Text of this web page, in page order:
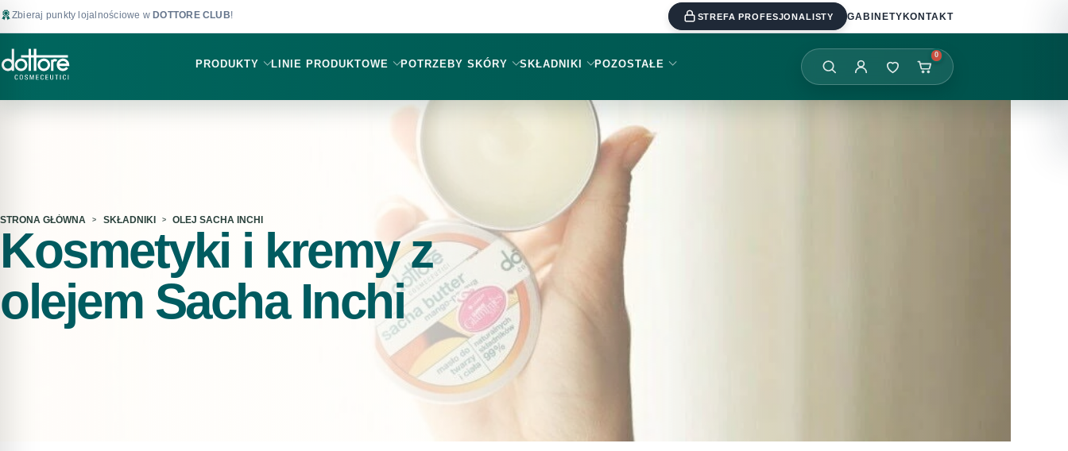
Zbieraj punkty lojalnościowe w DOTTORE CLUB! STREFA PROFESJONALISTY GABINETY KONTAKT
PRODUKTY LINIE PRODUKTOWE POTRZEBY SKÓRY SKŁADNIKI POZOSTAŁE
0
STRONA GŁÓWNA SKŁADNIKI OLEJ SACHA INCHI
Kosmetyki i kremy z
olejem Sacha Inchi